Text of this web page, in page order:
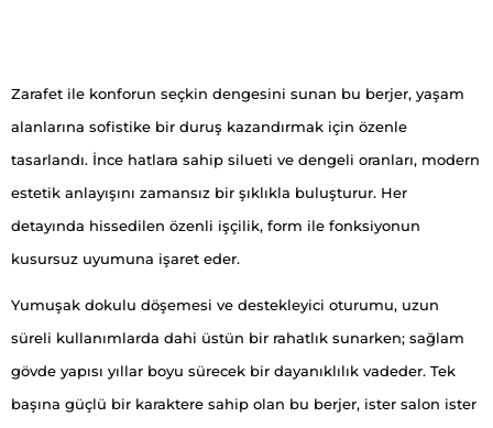
Zarafet ile konforun seçkin dengesini sunan bu berjer, yaşam
alanlarına sofistike bir duruş kazandırmak için özenle
tasarlandı. İnce hatlara sahip silueti ve dengeli oranları, modern
estetik anlayışını zamansız bir şıklıkla buluşturur. Her
detayında hissedilen özenli işçilik, form ile fonksiyonun
kusursuz uyumuna işaret eder.
Yumuşak dokulu döşemesi ve destekleyici oturumu, uzun
süreli kullanımlarda dahi üstün bir rahatlık sunarken; sağlam
gövde yapısı yıllar boyu sürecek bir dayanıklılık vadeder. Tek
başına güçlü bir karaktere sahip olan bu berjer, ister salon ister